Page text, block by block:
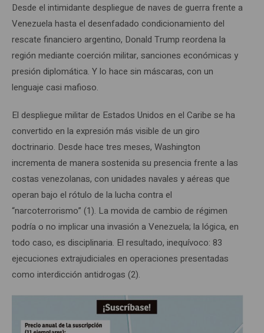
Desde el intimidante despliegue de naves de guerra frente a
Venezuela hasta el desenfadado condicionamiento del
rescate financiero argentino, Donald Trump reordena la
región mediante coerción militar, sanciones económicas y
presión diplomática. Y lo hace sin máscaras, con un
lenguaje casi mafioso.
El despliegue militar de Estados Unidos en el Caribe se ha
convertido en la expresión más visible de un giro
doctrinario. Desde hace tres meses, Washington
incrementa de manera sostenida su presencia frente a las
costas venezolanas, con unidades navales y aéreas que
operan bajo el rótulo de la lucha contra el
“narcoterrorismo” (1). La movida de cambio de régimen
podría o no implicar una invasión a Venezuela; la lógica, en
todo caso, es disciplinaria. El resultado, inequívoco: 83
ejecuciones extrajudiciales en operaciones presentadas
como interdicción antidrogas (2).